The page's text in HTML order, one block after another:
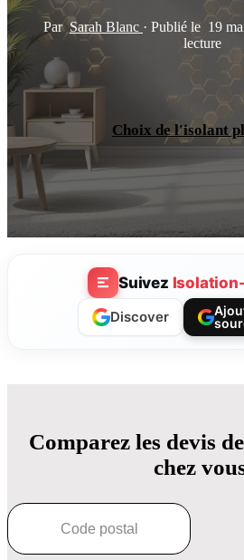
ParSarah Blanc · Publié le 19
lecture
Choix de l'isolant
Suivez
Discover
Comparez les devis
chez